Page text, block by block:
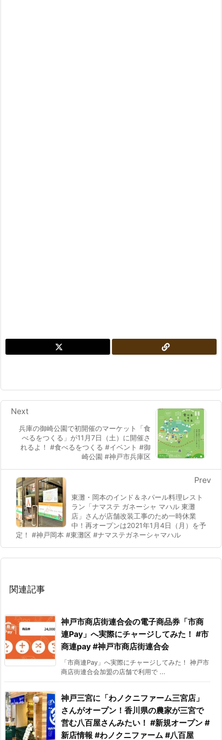
兵庫の御崎公園で初開催のマーケット「食
べるをつくる」が11月7日（土）に開催さ
れるよ！ #食べるをつくる #イベント #御
崎公園 #神戸市兵庫区
Next
東灘・岡本のインド＆ネパール料理レスト
ラン「ナマステ ガネーシャ マハル 東灘
店」さんが店舗改装工事のため一時休業
中！再オープンは2021年1月4日（月）を予
定！ #神戸岡本 #東灘区 #ナマステガネーシャマハル
Prev
関連記事
神戸市商店街連合会の電子商品券「市商
連Pay」へ実際にチャージしてみた！ #市
商連pay #神戸市商店街連合会
「市商連Pay」へ実際にチャージしてみた！ 神戸市
商店街連合会加盟の店舗で利用で ...
神戸三宮に「わノクニファーム三宮店」
さんがオープン！香川県の農家が三宮で
営む八百屋さんみたい！ #新規オープン #
新店情報 #わノクニファーム #八百屋